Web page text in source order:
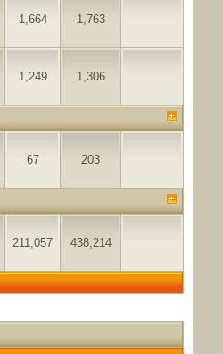
1,664 1,763
1,249 1,306
67 203
211,057 438,214